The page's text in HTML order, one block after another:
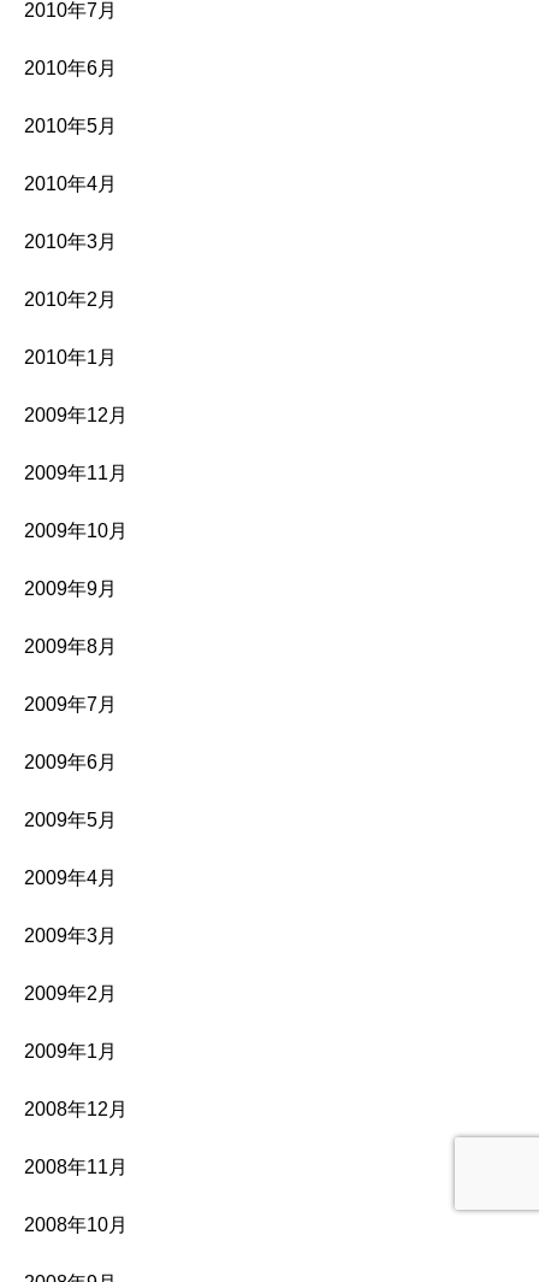
2010年7月
2010年6月
2010年5月
2010年4月
2010年3月
2010年2月
2010年1月
2009年12月
2009年11月
2009年10月
2009年9月
2009年8月
2009年7月
2009年6月
2009年5月
2009年4月
2009年3月
2009年2月
2009年1月
2008年12月
2008年11月
2008年10月